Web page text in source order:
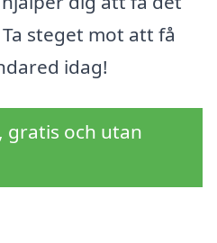
steget mot att få
idag!
gratis och utan